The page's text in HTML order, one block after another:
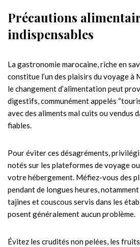
Précautions
indispensables
La gastronomie marocaine, riche en
constitue l’un des plaisirs du voyage à
le changement d’alimentation peut
digestifs, communément appelés
avec des aliments mal cuits ou vendus
fiables.
Pour éviter ces désagréments,
notés sur les plateformes de voyage
votre hébergement. Méfiez-vous des
pendant de longues heures,
tajines et couscous servis dans les
posent généralement aucun problème.
Évitez les crudités non pelées, les